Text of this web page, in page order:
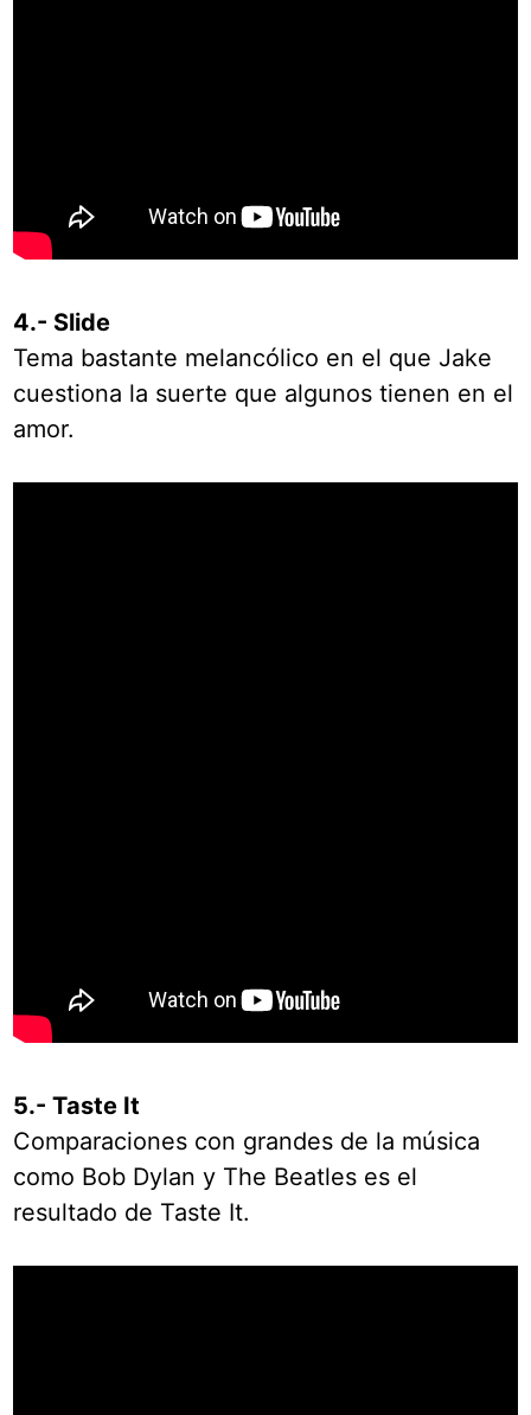
4.- Slide
Tema bastante melancólico en el que Jake
cuestiona la suerte que algunos tienen en el
amor.
5.- Taste It
Comparaciones con grandes de la música
como Bob Dylan y The Beatles es el
resultado de Taste It.